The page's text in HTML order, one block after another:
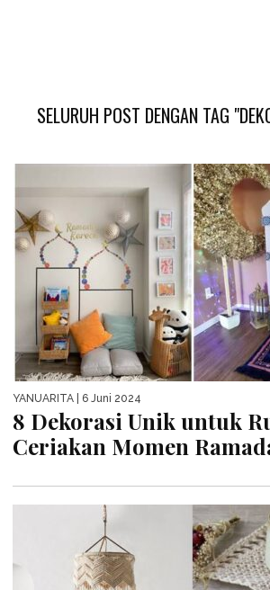
SELURUH POST DENGAN TAG
YANUARITA | 6 Juni 2024
8 Dekorasi Unik untuk
Ceriakan Momen